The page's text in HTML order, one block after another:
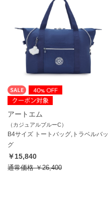
アートエム
（カジュアルブルーC）
B4サイズ トートバッグ,トラベルバッ
グ
￥15,840
通常価格￥26,400